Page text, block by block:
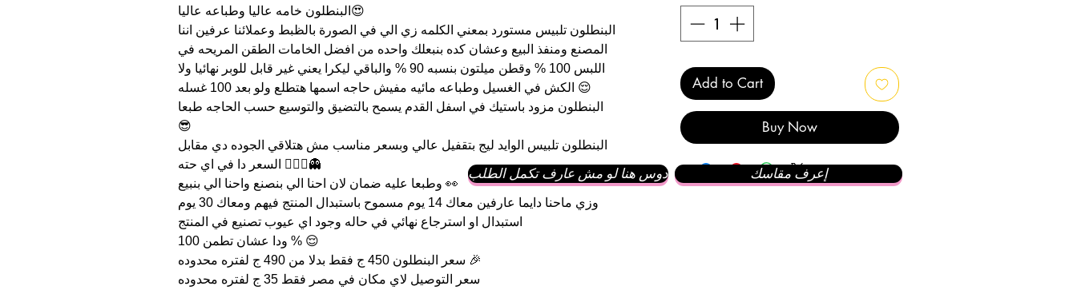
البنطلون خامه عاليا وطباعه عاليا😍
البنطلون تلبيس مستورد بمعني الكلمه زي الي في الصورة بالظبط وعملائنا عرفين اننا
المصنع ومنفذ البيع وعشان كده بنبعلك واحده من افضل الخامات الطقن المريحه في
اللبس 100 % وقطن ميلتون بنسبه 90 % والباقي ليكرا يعني غير قابل للوبر نهائيا ولا
الكش في الغسيل وطباعه مائيه مفيش حاجه اسمها هتطلع ولو بعد 100 غسله 😌
البنطلون مزود باستيك في اسفل القدم يسمح بالتضيق والتوسيع حسب الحاجه طبعا
😎
البنطلون تلبيس الوايد ليج بتقفيل عالي وبسعر مناسب مش هتلاقي الجوده دي مقابل
السعر دا في اي حته 🤷🏻‍♂️👻
وطبعا عليه ضمان لان احنا الي بنصنع واحنا الي بنبيع 👀
وزي ماحنا دايما عارفين معاك 14 يوم مسموح باستبدال المنتج فيهم ومعاك 30 يوم
استبدال او استرجاع نهائي في حاله وجود اي عيوب تصنيع في المنتج
ودا عشان تطمن 100 % 😌
سعر البنطلون 450 ج فقط بدلا من 490 ج لفتره محدوده 🎉
سعر التوصيل لاي مكان في مصر فقط 35 ج لفتره محدوده
Add to Cart
Buy Now
إعرف مقاسك دوس هنا لو مش عارف تكمل الطلب